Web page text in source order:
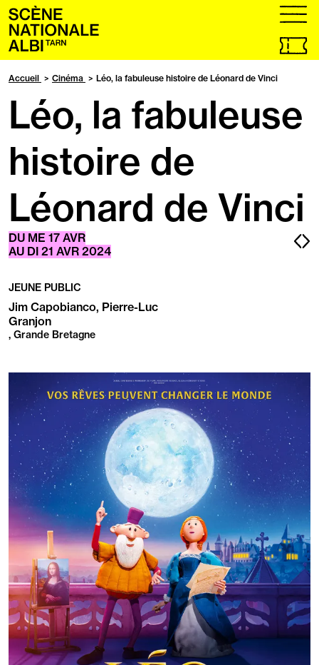
Accueil
Billetterie
en
ligne,
un
nouvel
menu
Accueil Cinéma Léo, la fabuleuse histoire de Léonard de Vinci
Léo, la fabuleuse
histoire de
Léonard de Vinci
DU ME 17 AVR
AU DI 21 AVR 2024
JEUNE PUBLIC
Jim Capobianco, Pierre-Luc
Granjon
, Grande Bretagne